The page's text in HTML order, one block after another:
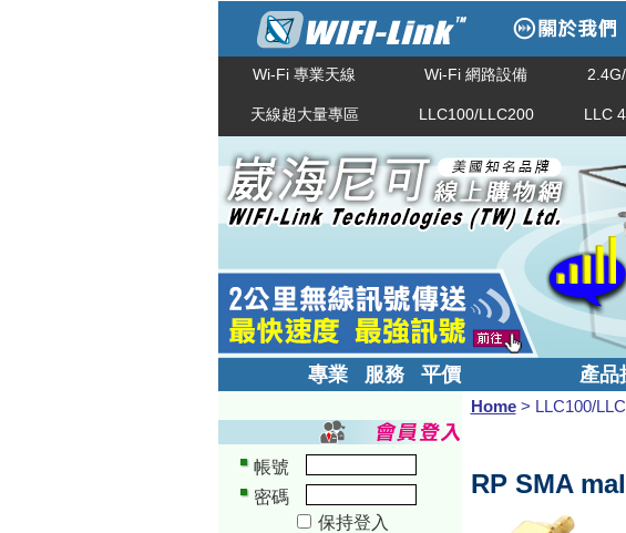
Wi-Fi 專業天線 Wi-Fi 網路設備
天線超大量專區 LLC100/LLC200 LLC
專業 服務 平價 產品
帳號
密碼
保持登入
Home> LLC100/
RP SMA